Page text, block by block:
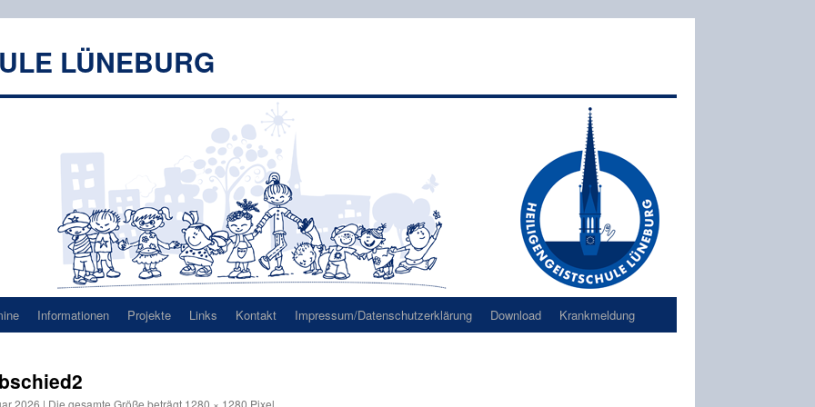
LÜNEBURG
Informationen Projekte Links Kontakt Impressum/Datenschutzerklärung Download Krankmeldung
2026 | Die gesamte Größe beträgt 1280 × 1280 Pixel